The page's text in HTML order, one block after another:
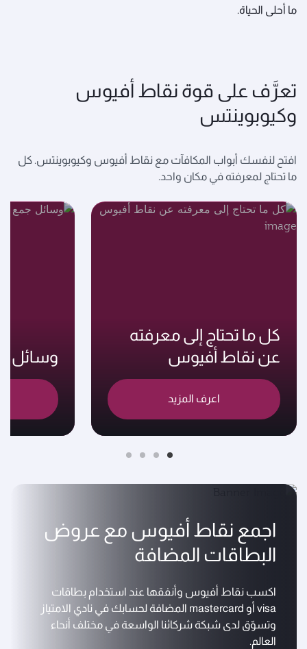
ما أحلى الحياة.
تعرَّف على قوة نقاط أفيوس
وكيوبوينتس
افتح لنفسك أبواب المكافآت مع نقاط أفيوس وكيوبوينتس. كل
ما تحتاج لمعرفته في مكان واحد.
كل ما تحتاج إلى معرفته
عن نقاط أفيوس
اعرف المزيد
وسائل
اجمع نقاط أفيوس مع عروض
البطاقات المضافة
اكسب نقاط أفيوس وأنفقها عند استخدام بطاقات
visa أو mastercard المضافة لحسابك في نادي الامتياز
وتسوّق لدى شبكة شركائنا الواسعة في مختلف أنحاء
العالم.